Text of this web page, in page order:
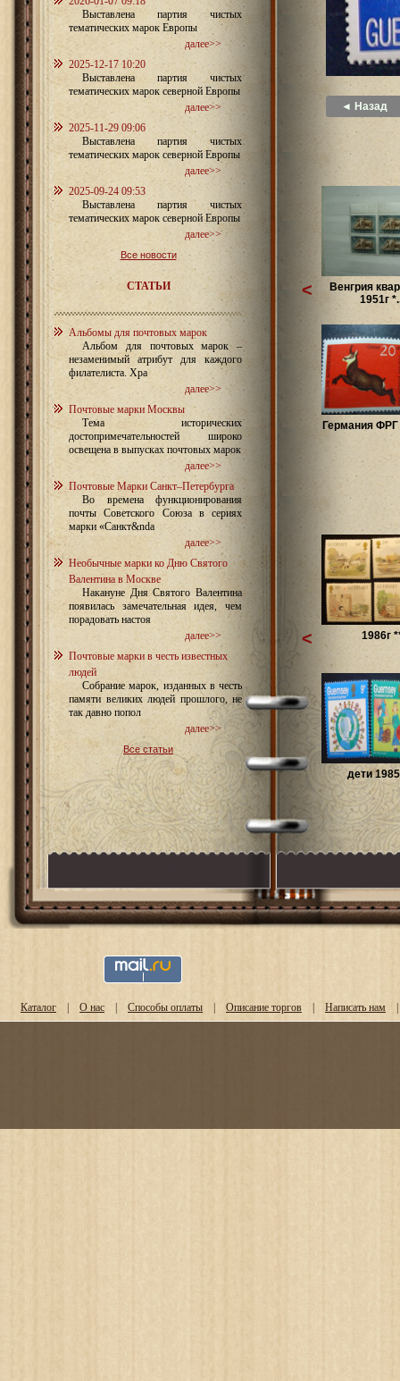
Выставлена партия чистых
тематических марок Европы
далее>>
2025-12-17 10:20
Выставлена партия чистых
тематических марок северной Европы
далее>>
2025-11-29 09:06
Выставлена партия чистых
тематических марок северной Европы
далее>>
2025-09-24 09:53
Выставлена партия чистых
тематических марок северной Европы
далее>>
Все новости
СТАТЬИ
Альбомы для почтовых марок
Альбом для почтовых марок –
незаменимый атрибут для каждого
филателиста. Хра
далее>>
Почтовые марки Москвы
Тема исторических
достопримечательностей широко
освещена в выпусках почтовых марок
далее>>
Почтовые Марки Санкт–Петербурга
Во времена функционирования
почты Советского Союза в сериях
марки «Санкт&nda
далее>>
Необычные марки ко Дню Святого
Валентина в Москве
Накануне Дня Святого Валентина
появилась замечательная идея, чем
порадовать настоя
далее>>
Почтовые марки в честь известных
людей
Собрание марок, изданных в честь
памяти великих людей прошлого, не
так давно попол
далее>>
Все статьи
◄ Назад
Венгрия
1951г
Германия ФРГ
<
1986г
дети
<
Каталог | О нас | Способы оплаты | Описание торгов | Написать нам |